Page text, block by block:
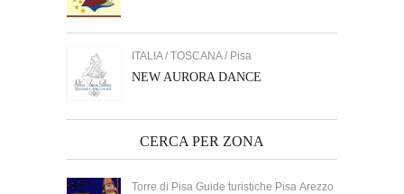
ITALIA / TOSCANA / Pisa
NEW AURORA DANCE
CERCA PER ZONA
Torre di Pisa Guide turistiche Pisa Arezzo